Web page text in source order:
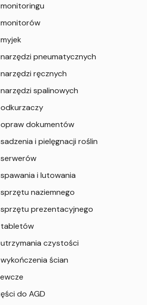
pneumatycznych
ręcznych
spalinowych
dokumentów
i pielęgnacji roślin
i lutowania
naziemnego
prezentacyjnego
czystości
ścian
do AGD